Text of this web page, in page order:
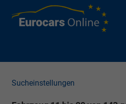
Sucheinstellungen